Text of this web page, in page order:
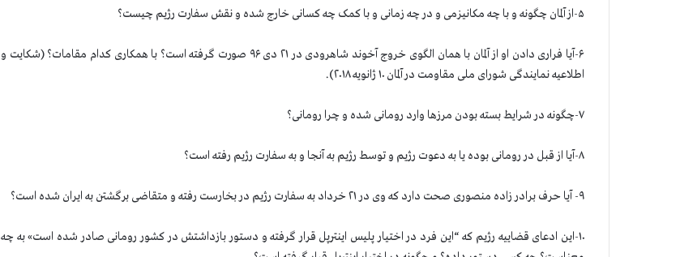
۵-از آلمان چگونه و با چه مکانیزمی و در چه زمانی و با کمک چه کسانی خارج شده و نقش سفارت رژیم چیست؟
۶-آیا فراری دادن او از آلمان با همان الگوی خروج آخوند شاهرودی در ۲۱ دی ۹۶ صورت گرفته است؟ با همکاری کدام مقامات؟ (شکایت و
اطلاعیه نمایندگی شورای ملی مقاومت در آلمان ۱۰ ژانویه ۲۰۱۸).
۷-چگونه در شرایط بسته بودن مرزها وارد رومانی شده و چرا رومانی؟
۸-آیا از قبل در رومانی بوده یا به دعوت رژیم و توسط رژیم به آنجا و به سفارت رژیم رفته است؟
۹- آیا حرف برادر زاده منصوری صحت دارد که وی در ۲۱ خرداد به سفارت رژیم در بخارست رفته و متقاضی برگشتن به ایران شده است؟
۱۰-این ادعای قضاییه رژیم که “این فرد در اختیار پلیس اینترپل قرار گرفته و دستور بازداشتش در کشور رومانی صادر شده است» به چه